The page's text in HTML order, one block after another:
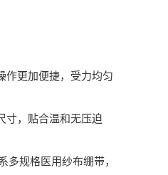
更加便捷，受力均匀
，贴合温和无压迫
规格医用纱布绷带，